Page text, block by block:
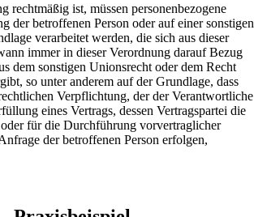
rechtmäßig ist, müssen personenbezogene
der betroffenen Person oder auf einer sonstigen
verarbeitet werden, die sich aus dieser
immer in dieser Verordnung darauf Bezug
dem sonstigen Unionsrecht oder dem Recht
so unter anderem auf der Grundlage, dass
Verpflichtung, der der Verantwortliche
eines Vertrags, dessen Vertragspartei die
für die Durchführung vorvertraglicher
der betroffenen Person erfolgen,